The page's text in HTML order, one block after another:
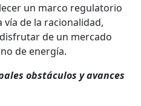
un mar­co reg­u­la­to­rio
de la racional­i­dad,
de un mer­ca­do
de energía.
obstácu­los y avances